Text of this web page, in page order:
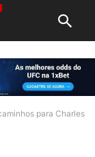
para Charles